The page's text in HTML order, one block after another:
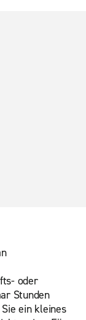
oder
Stunden
ein kleines